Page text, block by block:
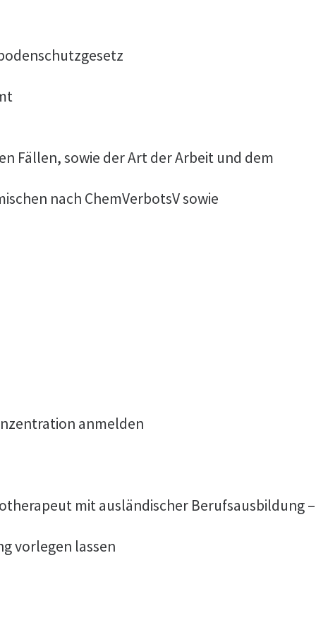
Fällen, sowie der Art der Arbeit und dem
nach ChemVerbotsV sowie
anmelden
mit ausländischer Berufsausbildung –
vorlegen lassen